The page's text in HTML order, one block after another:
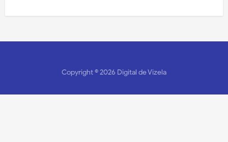
Copyright ©2026 Digital de Vizela